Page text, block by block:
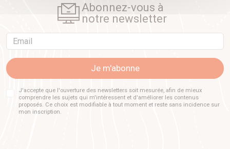
Abonnez-vous à
notre newsletter
Email
Je m'abonne
J'accepte que l'ouverture des newsletters soit mesurée, afin de mieux
comprendre les sujets qui m'intéressent et d'améliorer les contenus
proposés. Ce choix est modifiable à tout moment et reste sans incidence sur
mon inscription.